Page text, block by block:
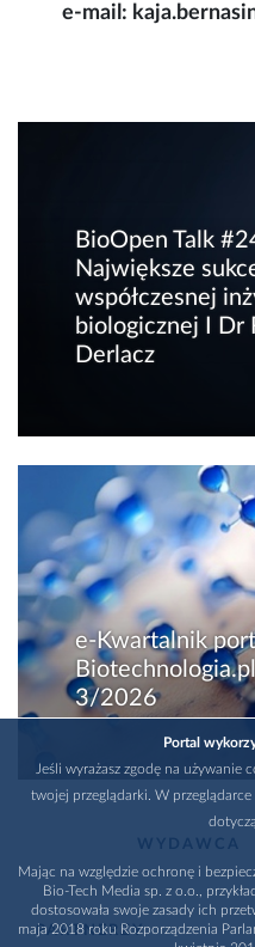
e-mail:
BioOpen Talk
Największe
współczesnej
biologicznej I Dr
Derlacz
e-Kwartalnik
3/2026
PARTNERZY
Portal
Jeśli wyrażasz zgodę na używanie
twojej przeglądarki. W
Mając na względzie ochronę i
Bio-Tech Media sp. z o.o.,
dostosowała swoje zasady ich
maja 2018 roku Rozporządzenia